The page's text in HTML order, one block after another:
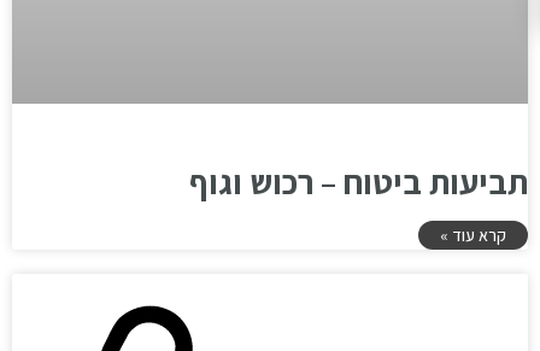
תביעות ביטוח – רכוש וגוף
קרא עוד »